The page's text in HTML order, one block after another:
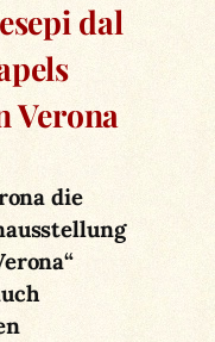
dal
Verona
die